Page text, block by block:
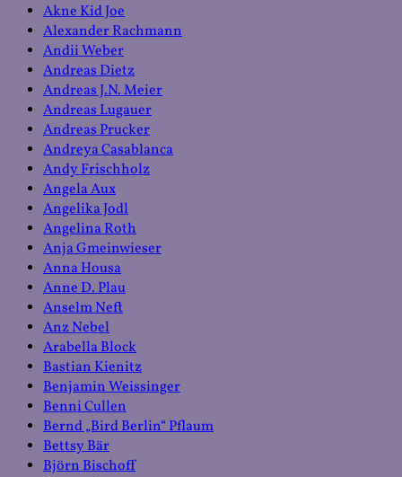
Akne Kid Joe
Alexander Rachmann
Andii Weber
Andreas Dietz
Andreas J.N. Meier
Andreas Lugauer
Andreas Prucker
Andreya Casablanca
Andy Frischholz
Angela Aux
Angelika Jodl
Angelina Roth
Anja Gmeinwieser
Anna Housa
Anne D. Plau
Anselm Neft
Anz Nebel
Arabella Block
Bastian Kienitz
Benjamin Weissinger
Benni Cullen
Bernd „Bird Berlin“ Pflaum
Bettsy Bär
Björn Bischoff